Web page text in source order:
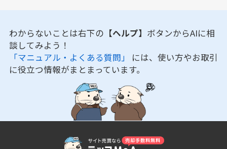
わからないことは右下の 【ヘルプ】 ボタンからAIに相
談してみよう！
「マニュアル・よくある質問」 には、使い方やお取引
に役立つ情報がまとまっています。